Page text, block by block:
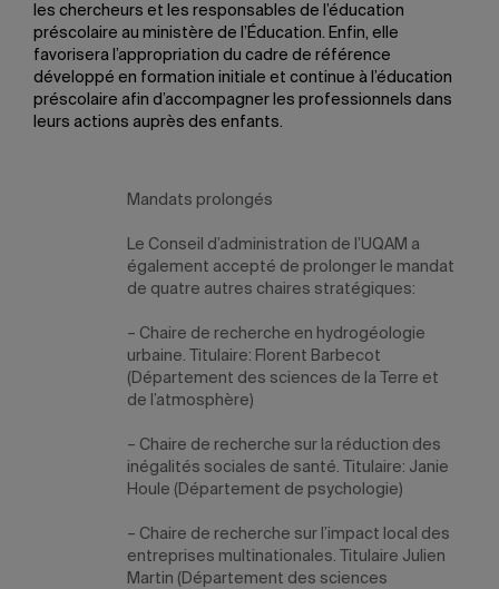
les chercheurs et les responsables de l’éducation
préscolaire au ministère de l’Éducation. Enfin, elle
favorisera l’appropriation du cadre de référence
développé en formation initiale et continue à l’éducation
préscolaire afin d’accompagner les professionnels dans
leurs actions auprès des enfants.
Mandats prolongés
Le Conseil d’administration de l’UQAM a
également accepté de prolonger le mandat
de quatre autres chaires stratégiques:
– Chaire de recherche en hydrogéologie
urbaine. Titulaire: Florent Barbecot
(Département des sciences de la Terre et
de l’atmosphère)
– Chaire de recherche sur la réduction des
inégalités sociales de santé. Titulaire: Janie
Houle (Département de psychologie)
– Chaire de recherche sur l’impact local des
entreprises multinationales. Titulaire Julien
Martin (Département des sciences